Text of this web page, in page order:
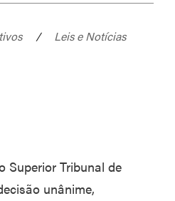
/
Leis e Notícias
Superior Tribunal de
unânime,